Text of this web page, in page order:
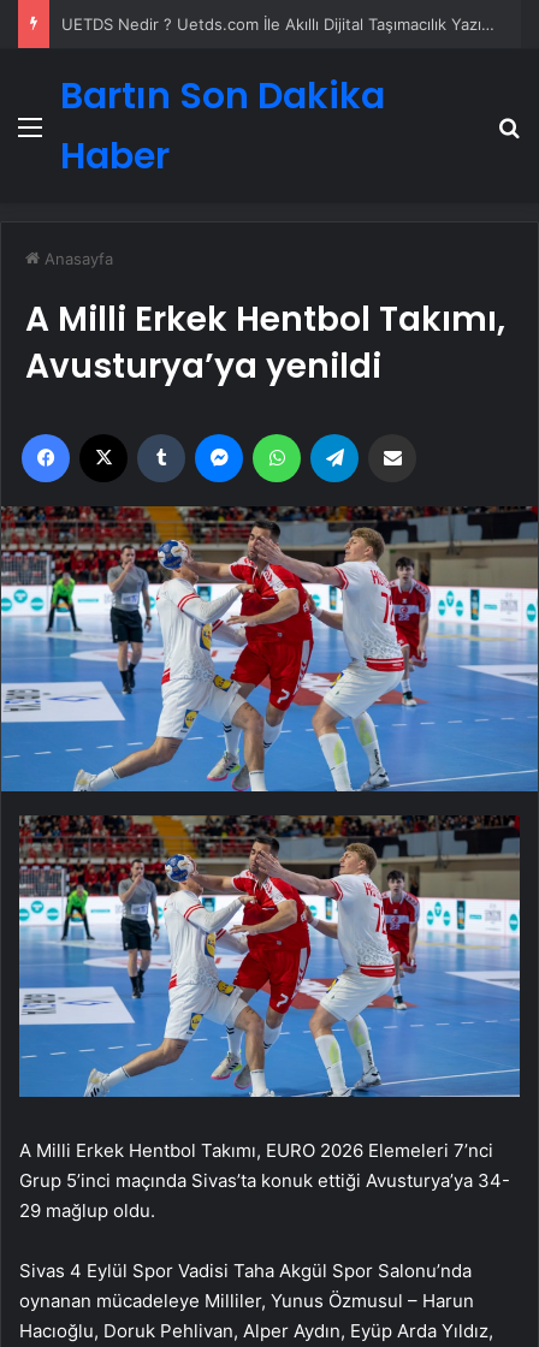
UETDS Nedir ? Uetds.com İle Akıllı Dijital Taşımacılık Yazılımı
Menü
Bartın Son Dakika
Haber
Anasayfa
A Milli Erkek Hentbol Takımı,
Avusturya’ya yenildi
Facebook Tumblr MessengerWhatsApp
A Milli Erkek Hentbol Takımı, EURO 2026 Elemeleri 7’nci
Grup 5’inci maçında Sivas’ta konuk ettiği Avusturya’ya 34-
29 mağlup oldu.
Sivas 4 Eylül Spor Vadisi Taha Akgül Spor Salonu’nda
oynanan mücadeleye Milliler, Yunus Özmusul – Harun
Hacıoğlu, Doruk Pehlivan, Alper Aydın, Eyüp Arda Yıldız,